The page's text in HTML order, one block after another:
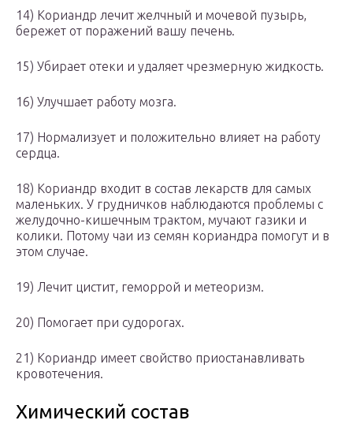
14) Кориандр лечит желчный и мочевой пузырь,
бережет от поражений вашу печень.
15) Убирает отеки и удаляет чрезмерную жидкость.
16) Улучшает работу мозга.
17) Нормализует и положительно влияет на работу
сердца.
18) Кориандр входит в состав лекарств для самых
маленьких. У грудничков наблюдаются проблемы с
желудочно-кишечным трактом, мучают газики и
колики. Потому чаи из семян кориандра помогут и в
этом случае.
19) Лечит цистит, геморрой и метеоризм.
20) Помогает при судорогах.
21) Кориандр имеет свойство приостанавливать
кровотечения.
Химический состав